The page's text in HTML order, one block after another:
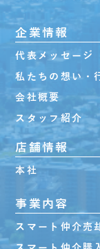
企業情報
代表メッセージ
私たちの想い・
会社概要
スタッフ紹介
店舗情報
本社
事業内容
スマート仲介売